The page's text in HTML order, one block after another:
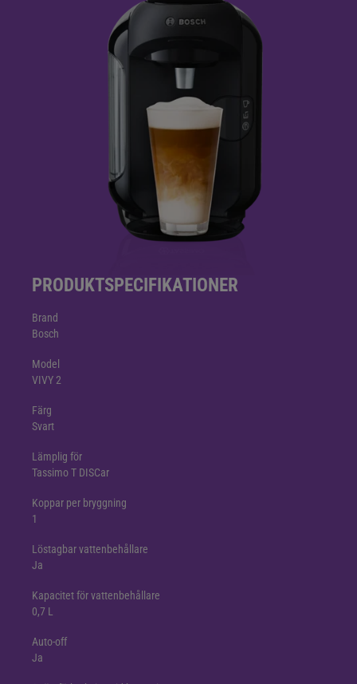
PRODUKTSPECIFIKATIONER
Brand
Bosch
Model
VIVY 2
Färg
Svart
Lämplig för
Tassimo T DISCar
Koppar per bryggning
1
Löstagbar vattenbehållare
Ja
Kapacitet för vattenbehållare
0,7 L
Auto-off
Ja